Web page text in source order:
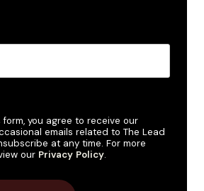
you agree to receive our
emails related to The Lead
at any time. For more
our Privacy Policy.